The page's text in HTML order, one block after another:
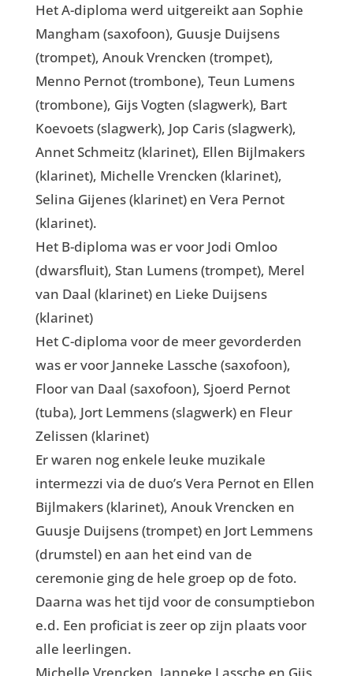
Het A-diploma werd uitgereikt aan Sophie
Mangham (saxofoon), Guusje Duijsens
(trompet), Anouk Vrencken (trompet),
Menno Pernot (trombone), Teun Lumens
(trombone), Gijs Vogten (slagwerk), Bart
Koevoets (slagwerk), Jop Caris (slagwerk),
Annet Schmeitz (klarinet), Ellen Bijlmakers
(klarinet), Michelle Vrencken (klarinet),
Selina Gijenes (klarinet) en Vera Pernot
(klarinet).
Het B-diploma was er voor Jodi Omloo
(dwarsfluit), Stan Lumens (trompet), Merel
van Daal (klarinet) en Lieke Duijsens
(klarinet)
Het C-diploma voor de meer gevorderden
was er voor Janneke Lassche (saxofoon),
Floor van Daal (saxofoon), Sjoerd Pernot
(tuba), Jort Lemmens (slagwerk) en Fleur
Zelissen (klarinet)
Er waren nog enkele leuke muzikale
intermezzi via de duo’s Vera Pernot en Ellen
Bijlmakers (klarinet), Anouk Vrencken en
Guusje Duijsens (trompet) en Jort Lemmens
(drumstel) en aan het eind van de
ceremonie ging de hele groep op de foto.
Daarna was het tijd voor de consumptiebon
e.d. Een proficiat is zeer op zijn plaats voor
alle leerlingen.